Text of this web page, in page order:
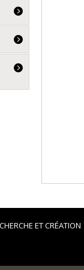
ET CRÉATION